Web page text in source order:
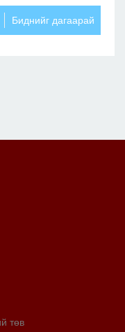
Биднийг дагаарай
төв